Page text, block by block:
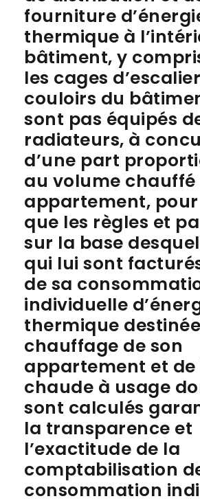
fourniture
thermique à
bâtiment, y
les cages
couloirs du
sont pas équipés
radiateurs, à
d’une part
au volume chauffé
appartement,
que les règles et
sur la base
qui lui sont
de sa
individuelle
thermique
chauffage de son
appartement et de
chaude à usage
sont calculés
la transparence et
l’exactitude de la
comptabilisation
consommation